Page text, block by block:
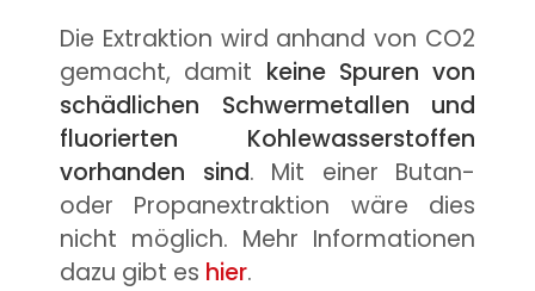
Die Extraktion wird anhand von CO2
gemacht, damit keine Spuren von
schädlichen Schwermetallen und
fluorierten Kohlewasserstoffen
vorhanden sind. Mit einer Butan-
oder Propanextraktion wäre dies
nicht möglich. Mehr Informationen
dazu gibt es hier.